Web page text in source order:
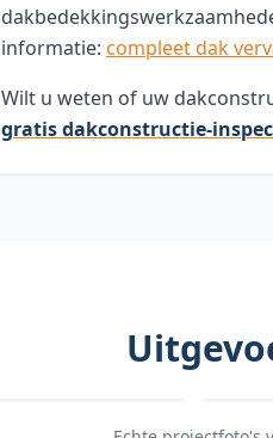
informatie: compleet dak
Wilt u weten of uw
gratis dakconstructie-